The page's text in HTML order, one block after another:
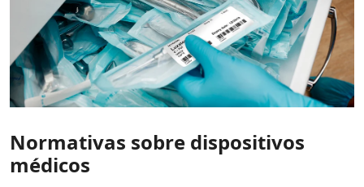
Normativas sobre dispositivos
médicos